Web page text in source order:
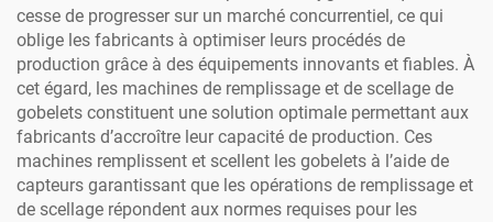
cesse de progresser sur un marché concurrentiel, ce qui
oblige les fabricants à optimiser leurs procédés de
production grâce à des équipements innovants et fiables. À
cet égard, les machines de remplissage et de scellage de
gobelets constituent une solution optimale permettant aux
fabricants d’accroître leur capacité de production. Ces
machines remplissent et scellent les gobelets à l’aide de
capteurs garantissant que les opérations de remplissage et
de scellage répondent aux normes requises pour les